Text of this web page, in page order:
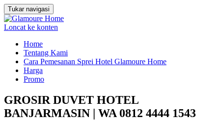
Tukar navigasi
Loncat ke konten
Home
Tentang Kami
Cara Pemesanan Sprei Hotel Glamoure Home
Harga
Promo
GROSIR DUVET HOTEL
BANJARMASIN | WA 0812 4444 1543